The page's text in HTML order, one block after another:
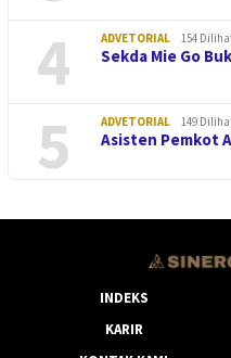
4 ADVETORIAL 154
Sekda Mie Go
5 ADVETORIAL 149
Asisten Pemkot
INDEKS
KARIR